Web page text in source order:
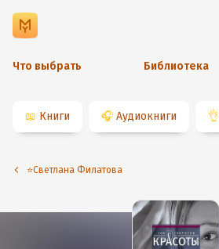
Что выбрать Библиотека
📖 Книги 🎧 Аудиокниги 👌
⭐️Светлана Филатова